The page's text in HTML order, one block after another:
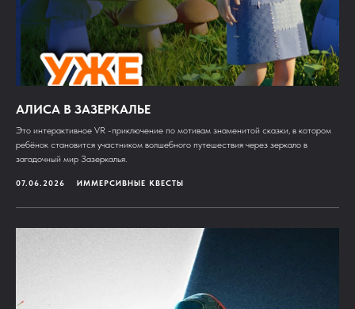
АЛИСА В ЗАЗЕРКАЛЬЕ
Это интерактивное VR -приключение по мотивам знаменитой сказки, в котором
ребёнок становится участником волшебного путешествия через зеркало в
загадочный мир Зазеркалья.
07.06.2026 ИММЕРСИВНЫЕ КВЕСТЫ